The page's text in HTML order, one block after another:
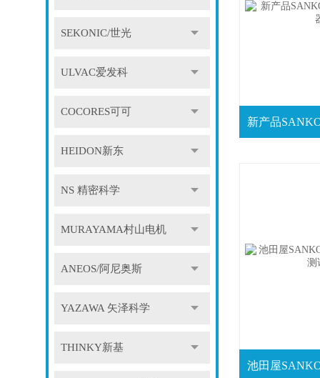
SEKONIC/世光
ULVAC爱发科
COCORES可可
HEIDON新东
NS 精密科学
MURAYAMA村山电机
ANEOS/阿尼奥斯
YAZAWA 矢泽科学
THINKY新基